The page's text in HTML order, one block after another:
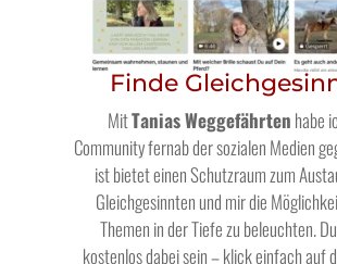
Finde
MitTanias Weggefährten habe
Community fernab der sozialen Medien
ist bietet einen Schutzraum zum
Gleichgesinnten und mir die
Themen in der Tiefe zu beleuchten.
kostenlos dabei sein – klick einfach auf